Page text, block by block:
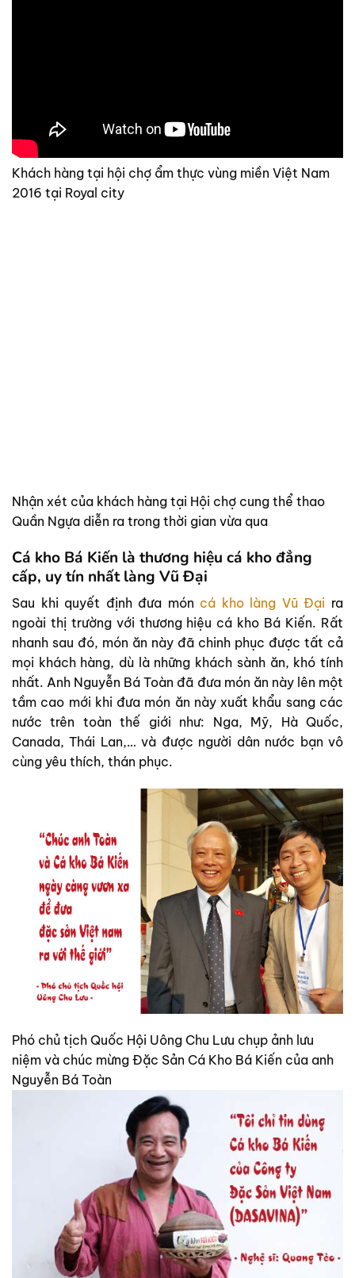
Khách hàng tại hội chợ ẩm thực vùng miền Việt Nam
2016 tại Royal city
Nhận xét của khách hàng tại Hội chợ cung thể thao
Quần Ngựa diễn ra trong thời gian vừa qua
Cá kho Bá Kiến là thương hiệu cá kho đẳng
cấp, uy tín nhất làng Vũ Đại
Sau khi quyết định đưa món cá kho làng Vũ Đại ra
ngoài thị trường với thương hiệu cá kho Bá Kiến. Rất
nhanh sau đó, món ăn này đã chinh phục được tất cả
mọi khách hàng, dù là những khách sành ăn, khó tính
nhất. Anh Nguyễn Bá Toàn đã đưa món ăn này lên một
tầm cao mới khi đưa món ăn này xuất khẩu sang các
nước trên toàn thế giới như: Nga, Mỹ, Hà Quốc,
Canada, Thái Lan,… và được người dân nước bạn vô
cùng yêu thích, thán phục.
Phó chủ tịch Quốc Hội Uông Chu Lưu chụp ảnh lưu
niệm và chúc mừng Đặc Sản Cá Kho Bá Kiến của anh
Nguyễn Bá Toàn